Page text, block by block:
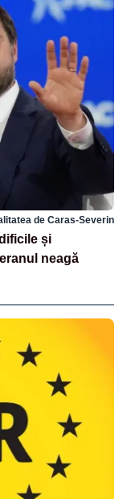
de Caras-Severin
și
neagă